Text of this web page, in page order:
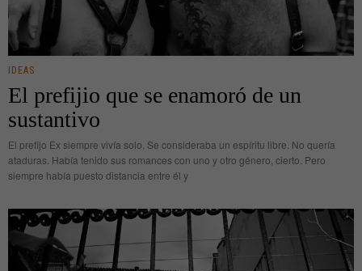
IDEAS
El prefijio que se enamoró de un
sustantivo
El prefijo Ex siempre vivía solo. Se consideraba un espíritu libre. No quería
ataduras. Había tenido sus romances con uno y otro género, cierto. Pero
siempre había puesto distancia entre él y